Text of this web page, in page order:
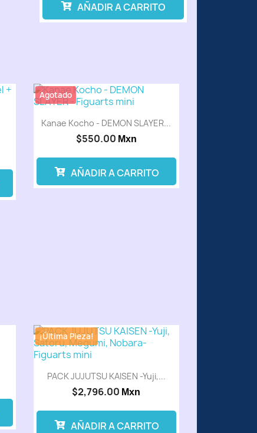
AÑADIR A CARRITO
Kanae Kocho - DEMON SLAYER...
$550.00 Mxn
Agotado
AÑADIR A CARRITO
PACK JUJUTSU KAISEN -Yuji,...
$2,796.00 Mxn
¡Última Pieza!
AÑADIR A CARRITO